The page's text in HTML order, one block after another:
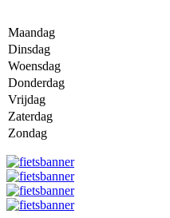
Maandag
Dinsdag
Woensdag
Donderdag
Vrijdag
Zaterdag
Zondag